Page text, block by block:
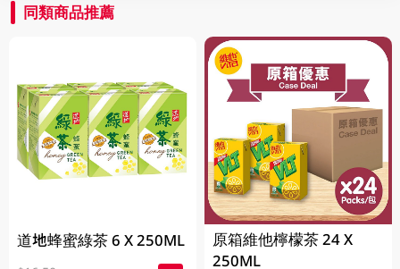
同類商品推薦
道地蜂蜜綠茶 6 X 250ML
原箱維他檸檬茶 24 X
250ML